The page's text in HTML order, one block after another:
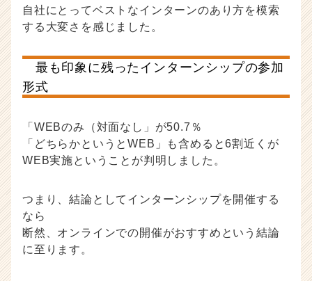
自社にとってベストなインターンのあり方を模索
する大変さを感じました。
最も印象に残ったインターンシップの参加
形式
「WEBのみ（対面なし」が50.7％
「どちらかというとWEB」も含めると6割近くが
WEB実施ということが判明しました。
つまり、結論としてインターンシップを開催する
なら
断然、オンラインでの開催がおすすめという結論
に至ります。